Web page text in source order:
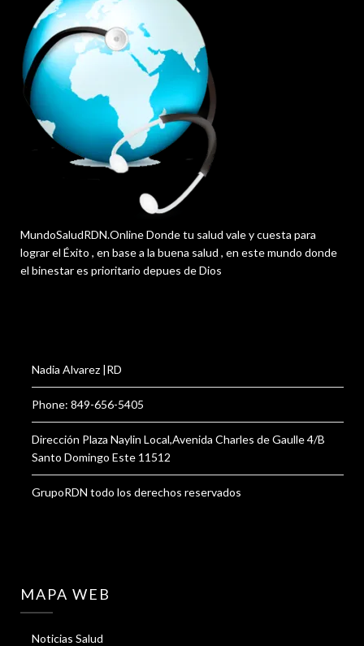
MundoSaludRDN.Online Donde tu salud vale y cuesta para
lograr el Éxito , en base a la buena salud , en este mundo donde
el binestar es prioritario depues de Dios
Nadia Alvarez |RD
Phone: 849-656-5405
Dirección Plaza Naylin Local,Avenida Charles de Gaulle 4/B
Santo Domingo Este 11512
GrupoRDN todo los derechos reservados
MAPA WEB
Noticias Salud